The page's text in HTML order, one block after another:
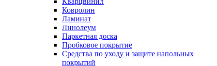
Ковролин
Ламинат
Линолеум
Паркетная доска
Пробковое покрытие
Средства по уходу и защите напольных
покрытий